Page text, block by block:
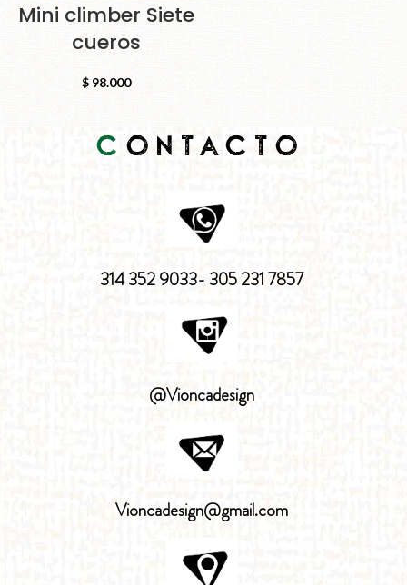
Mini climber Siete
cueros
$ 98.000
CONTACTO
314 352 9033- 305 231 7857
@Vioncadesign
Vioncadesign@gmail.com